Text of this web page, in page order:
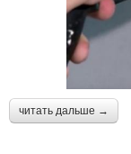
читать дальше →